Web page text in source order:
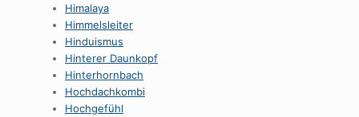
Himalaya
Himmelsleiter
Hinduismus
Hinterer Daunkopf
Hinterhornbach
Hochdachkombi
Hochgefühl